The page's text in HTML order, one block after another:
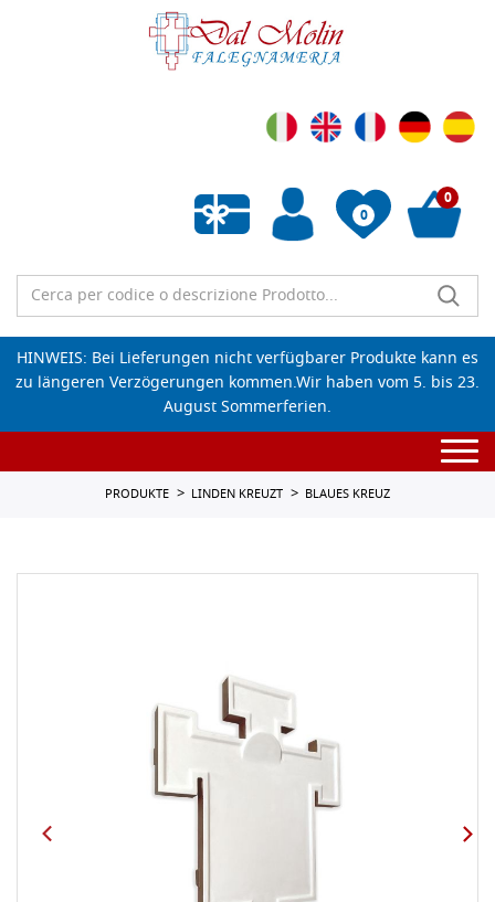
0
Wunschliste leeren
0
HINWEIS: Bei Lieferungen nicht verfügbarer Produkte kann es
zu längeren Verzögerungen kommen.Wir haben vom 5. bis 23.
August Sommerferien.
PRODUKTE LINDEN KREUZT BLAUES KREUZ